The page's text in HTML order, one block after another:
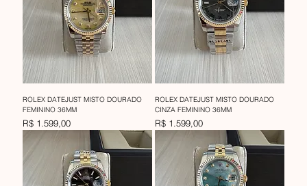
ROLEX DATEJUST MISTO DOURADO
FEMININO 36MM
Preço
R$ 1.599,00
ROLEX DATEJUST MISTO DOURADO
CINZA FEMININO 36MM
Preço
R$ 1.599,00